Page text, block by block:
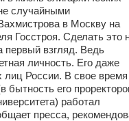
случайными
в Москву на
Госстроя. Сделать это
первый взгляд. Ведь
личность. Его даже
лиц России. В свое время
его
работал
пресса,